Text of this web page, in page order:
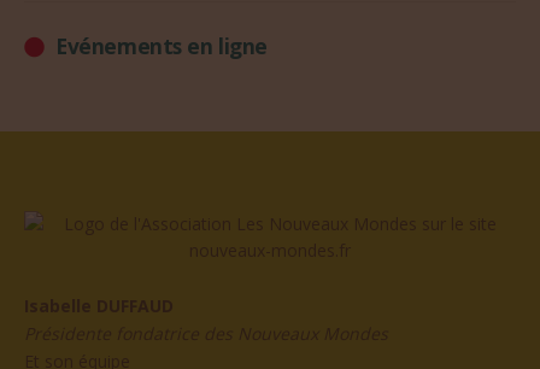
Evénements en ligne